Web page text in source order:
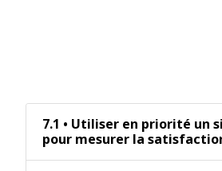
7.1 • Utiliser en priorité un
pour mesurer la